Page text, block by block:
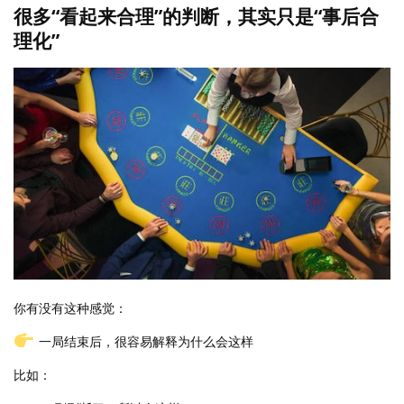
很多“看起来合理”的判断，其实只是“事后合
理化”
你有没有这种感觉：
一局结束后，很容易解释为什么会这样
比如：